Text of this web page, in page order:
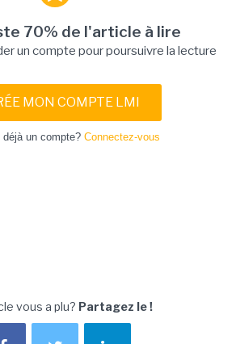
70% de l'article à lire
un compte pour poursuivre la lecture
MON COMPTE LMI
un compte? Connectez-vous
vous a plu? Partagez le !